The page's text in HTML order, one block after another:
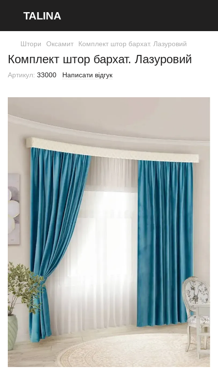
TALINA
Штори Оксамит Комплект штор бархат. Лазуровий
Комплект штор бархат. Лазуровий
Артикул: 33000 Написати відгук